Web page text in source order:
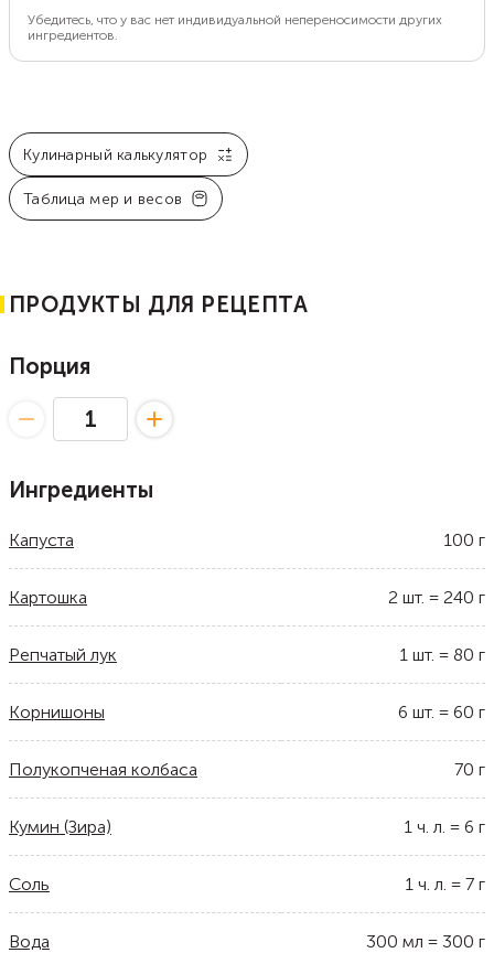
Убедитесь, что у вас нет индивидуальной непереносимости других
ингредиентов.
Кулинарный калькулятор
Таблица мер и весов
ПРОДУКТЫ ДЛЯ РЕЦЕПТА
Порция
Ингредиенты
Капуста 100 г
Картошка 2 шт. = 240 г
Репчатый лук 1 шт. = 80 г
Корнишоны 6 шт. = 60 г
Полукопченая колбаса 70 г
Кумин (Зира) 1 ч. л. = 6 г
Соль 1 ч. л. = 7 г
Вода 300 мл = 300 г